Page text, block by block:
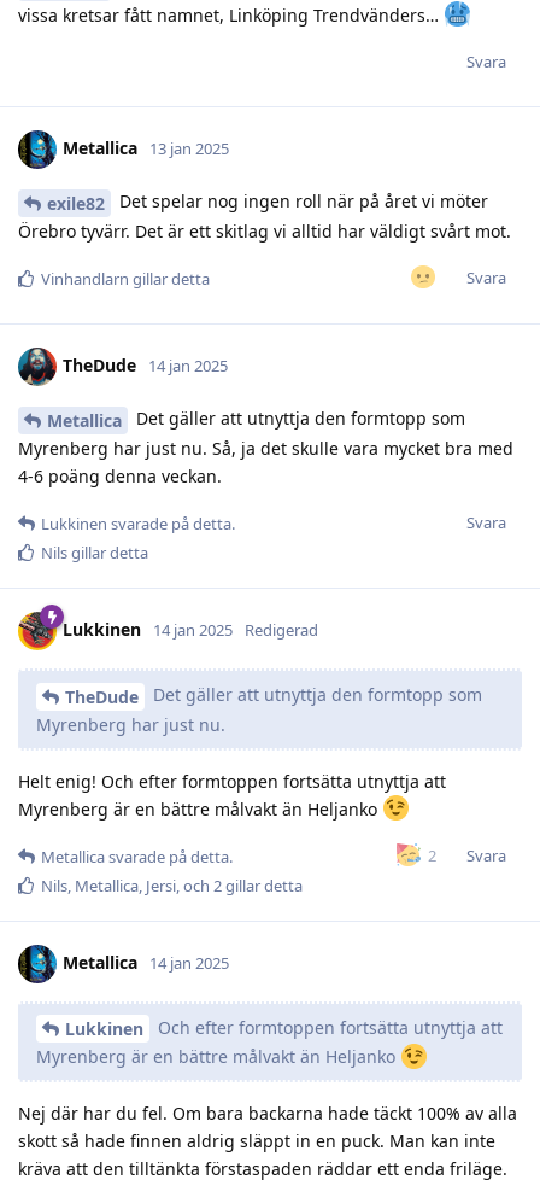
vissa kretsar fått namnet, Linköping Trendvänders…
Svara
Metallica 13 jan 2025
exile82
Det spelar nog ingen roll när på året vi möter
Örebro tyvärr. Det är ett skitlag vi alltid har väldigt svårt mot.
Svara
Vinhandlarn gillar detta
TheDude 14 jan 2025
Metallica
Det gäller att utnyttja den formtopp som
Myrenberg har just nu. Så, ja det skulle vara mycket bra med
4-6 poäng denna veckan.
Svara
Lukkinen svarade på detta.
Nilsgillar detta
Lukkinen 14 jan 2025 Redigerad
TheDude
Det gäller att utnyttja den formtopp som
Myrenberg har just nu.
Helt enig! Och efter formtoppen fortsätta utnyttja att
Myrenberg är en bättre målvakt än Heljanko
2 Svara
Metallicasvarade på detta.
Nils, Metallica, Jersi, och 2gillar detta
Metallica 14 jan 2025
Lukkinen
Och efter formtoppen fortsätta utnyttja att
Myrenberg är en bättre målvakt än Heljanko
Nej där har du fel. Om bara backarna hade täckt 100% av alla
skott så hade finnen aldrig släppt in en puck. Man kan inte
kräva att den tilltänkta förstaspaden räddar ett enda friläge.